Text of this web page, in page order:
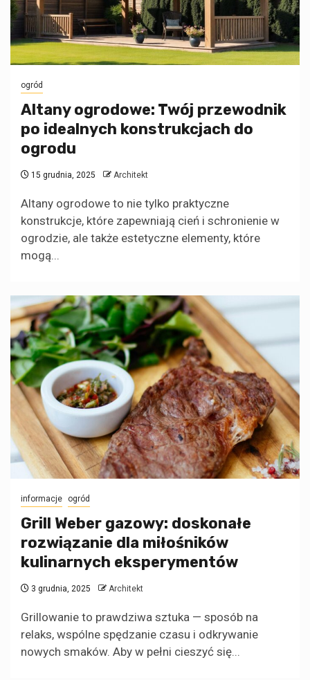
ogród
Altany ogrodowe: Twój przewodnik
po idealnych konstrukcjach do
ogrodu
15 grudnia, 2025 Architekt
Altany ogrodowe to nie tylko praktyczne
konstrukcje, które zapewniają cień i schronienie w
ogrodzie, ale także estetyczne elementy, które
mogą...
informacje ogród
Grill Weber gazowy: doskonałe
rozwiązanie dla miłośników
kulinarnych eksperymentów
3 grudnia, 2025 Architekt
Grillowanie to prawdziwa sztuka — sposób na
relaks, wspólne spędzanie czasu i odkrywanie
nowych smaków. Aby w pełni cieszyć się...